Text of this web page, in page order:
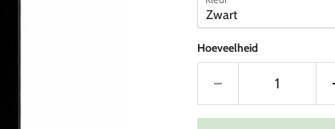
Hoeveelheid